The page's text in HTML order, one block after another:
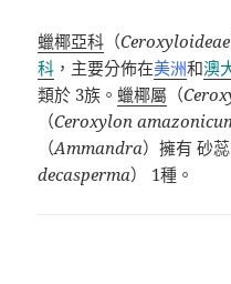
蠟椰亞科 （Ceroxyloideae
科 ，主要分佈在美洲和澳
類於 3族。 蠟椰屬 （
（Ceroxylon
（Ammandra）擁有 砂
decasperma） 1種。